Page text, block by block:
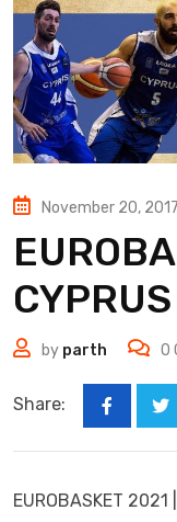
November 20, 2017
by parth 0
Share:
EUROBASKET 2021